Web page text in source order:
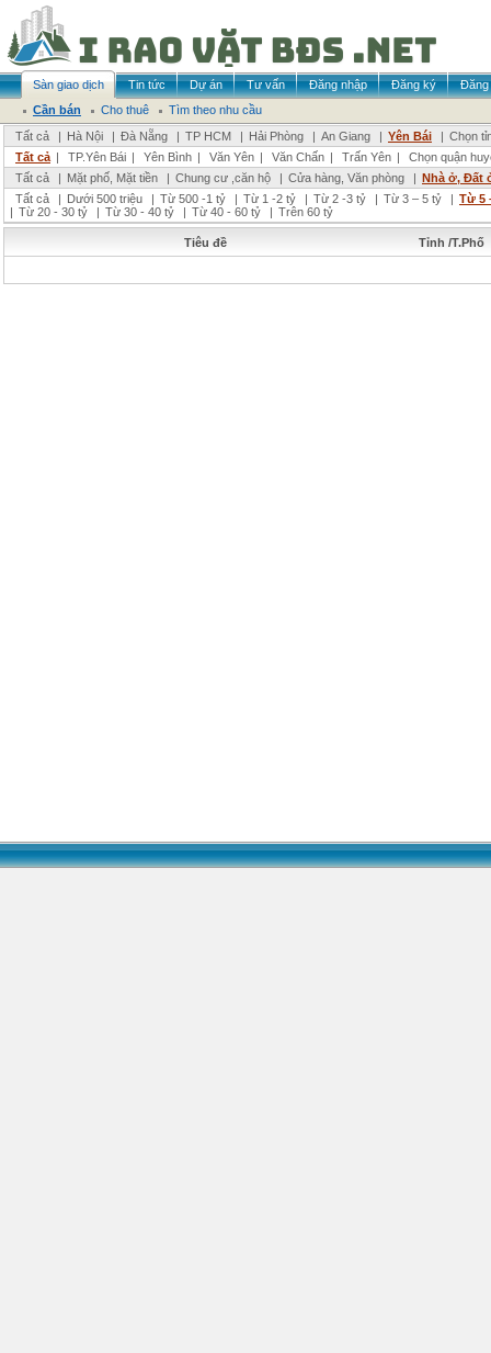
Sàn giao dịch Tin tức Dự án Tư vấn Đăng nhập Đăng ký
Đăng
Cần bán
Cho thuê
Tìm theo nhu cầu
Tất cả
| Hà Nội | Đà Nẵng | TP HCM | Hải Phòng | An Giang | Yên Bái | Chọn
Tất cả | TP.Yên Bái | Yên Bình | Văn Yên | Văn Chấn | Trấn Yên |
Chọn quận
Tất cả
| Mặt phố, Mặt tiền | Chung cư ,căn hộ | Cửa hàng, Văn phòng | Nhà ở, Đất
Tất cả
| Dưới 500 triệu | Từ 500 -1 tỷ | Từ 1 -2 tỷ | Từ 2 -3 tỷ | Từ 3 – 5 tỷ | Từ 5
| Từ 20 - 30 tỷ | Từ 30 - 40 tỷ | Từ 40 - 60 tỷ | Trên 60 tỷ
Tiêu đề Tỉnh /T.Phố